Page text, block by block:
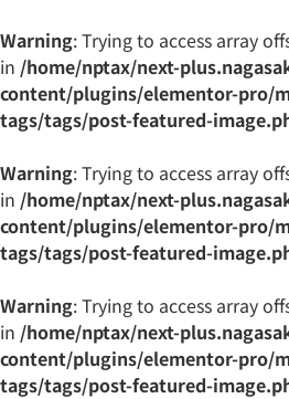
Warning: Trying to access array
in /home/nptax/next-
content/plugins/elementor-pro/
tags/tags/post-featured-
Warning: Trying to access array
in /home/nptax/next-
content/plugins/elementor-pro/
tags/tags/post-featured-
Warning: Trying to access array
in /home/nptax/next-
content/plugins/elementor-pro/
tags/tags/post-featured-